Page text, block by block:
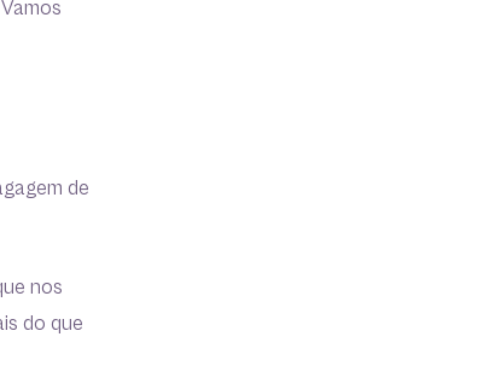
de
nos
do que